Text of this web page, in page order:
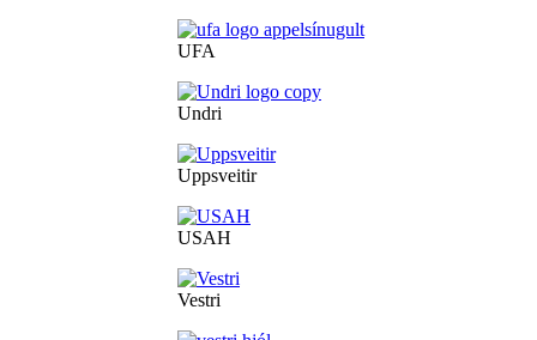
UFA
Undri
Uppsveitir
USAH
Vestri